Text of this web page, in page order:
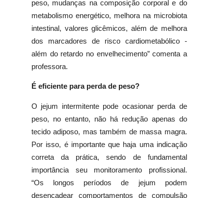
peso, mudanças na composição corporal e do
metabolismo energético, melhora na microbiota
intestinal, valores glicêmicos, além de melhora
dos marcadores de risco cardiometabólico -
além do retardo no envelhecimento” comenta a
professora.
É eficiente para perda de peso?
O jejum intermitente pode ocasionar perda de
peso, no entanto, não há redução apenas do
tecido adiposo, mas também de massa magra.
Por isso, é importante que haja uma indicação
correta da prática, sendo de fundamental
importância seu monitoramento profissional.
“Os longos períodos de jejum podem
desencadear comportamentos de compulsão